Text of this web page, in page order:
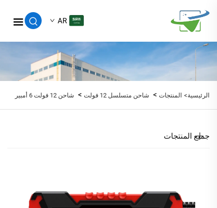
AR
الرئيسية> المنتجات > شاحن متسلسل 12 فولت > شاحن 12 فولت 6 أمبير
جميع المنتجات